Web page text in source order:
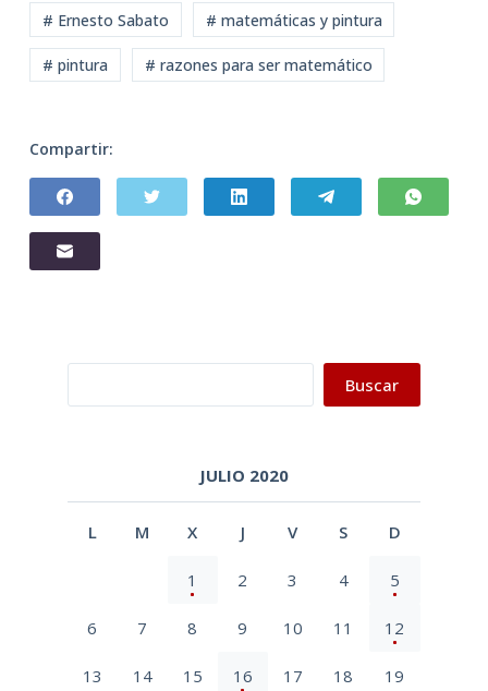
# Ernesto Sabato # matemáticas y pintura
# pintura # razones para ser matemático
Compartir:
Buscar
JULIO 2020
L M X J V S D
1 2 3 4 5
6 7 8 9 10 11 12
13 14 15 16 17 18 19